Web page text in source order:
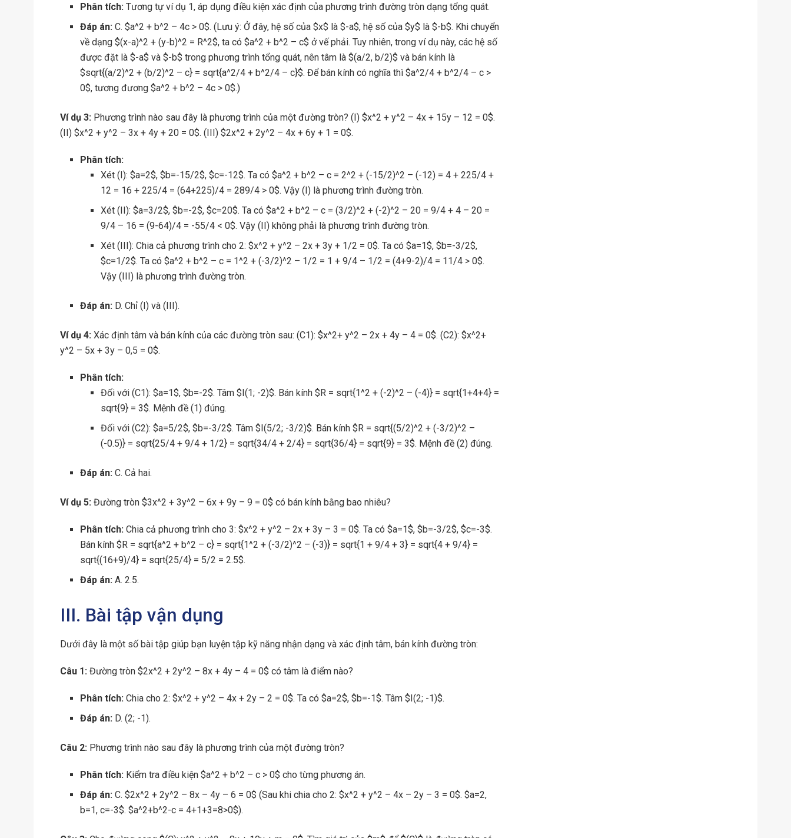
Phân tích: Tương tự ví dụ 1, áp dụng điều kiện xác định của phương trình đường tròn dạng tổng quát.
Đáp án: C. $a^2 + b^2 – 4c > 0$. (Lưu ý: Ở đây, hệ số của $x$ là $-a$, hệ số của $y$ là $-b$. Khi chuyển
về dạng $(x-a)^2 + (y-b)^2 = R^2$, ta có $a^2 + b^2 – c$ ở vế phải. Tuy nhiên, trong ví dụ này, các hệ số
được đặt là $-a$ và $-b$ trong phương trình tổng quát, nên tâm là $(a/2, b/2)$ và bán kính là
$sqrt{(a/2)^2 + (b/2)^2 – c} = sqrt{a^2/4 + b^2/4 – c}$. Để bán kính có nghĩa thì $a^2/4 + b^2/4 – c >
0$, tương đương $a^2 + b^2 – 4c > 0$.)
Ví dụ 3: Phương trình nào sau đây là phương trình của một đường tròn? (I) $x^2 + y^2 – 4x + 15y – 12 = 0$.
(II) $x^2 + y^2 – 3x + 4y + 20 = 0$. (III) $2x^2 + 2y^2 – 4x + 6y + 1 = 0$.
Phân tích:
Xét (I): $a=2$, $b=-15/2$, $c=-12$. Ta có $a^2 + b^2 – c = 2^2 + (-15/2)^2 – (-12) = 4 + 225/4 +
12 = 16 + 225/4 = (64+225)/4 = 289/4 > 0$. Vậy (I) là phương trình đường tròn.
Xét (II): $a=3/2$, $b=-2$, $c=20$. Ta có $a^2 + b^2 – c = (3/2)^2 + (-2)^2 – 20 = 9/4 + 4 – 20 =
9/4 – 16 = (9-64)/4 = -55/4 < 0$. Vậy (II) không phải là phương trình đường tròn.
Xét (III): Chia cả phương trình cho 2: $x^2 + y^2 – 2x + 3y + 1/2 = 0$. Ta có $a=1$, $b=-3/2$,
$c=1/2$. Ta có $a^2 + b^2 – c = 1^2 + (-3/2)^2 – 1/2 = 1 + 9/4 – 1/2 = (4+9-2)/4 = 11/4 > 0$.
Vậy (III) là phương trình đường tròn.
Đáp án: D. Chỉ (I) và (III).
Ví dụ 4: Xác định tâm và bán kính của các đường tròn sau: (C1): $x^2+ y^2 – 2x + 4y – 4 = 0$. (C2): $x^2+
y^2 – 5x + 3y – 0,5 = 0$.
Phân tích:
Đối với (C1): $a=1$, $b=-2$. Tâm $I(1; -2)$. Bán kính $R = sqrt{1^2 + (-2)^2 – (-4)} = sqrt{1+4+4} =
sqrt{9} = 3$. Mệnh đề (1) đúng.
Đối với (C2): $a=5/2$, $b=-3/2$. Tâm $I(5/2; -3/2)$. Bán kính $R = sqrt{(5/2)^2 + (-3/2)^2 –
(-0.5)} = sqrt{25/4 + 9/4 + 1/2} = sqrt{34/4 + 2/4} = sqrt{36/4} = sqrt{9} = 3$. Mệnh đề (2) đúng.
Đáp án: C. Cả hai.
Ví dụ 5: Đường tròn $3x^2 + 3y^2 – 6x + 9y – 9 = 0$ có bán kính bằng bao nhiêu?
Phân tích: Chia cả phương trình cho 3: $x^2 + y^2 – 2x + 3y – 3 = 0$. Ta có $a=1$, $b=-3/2$, $c=-3$.
Bán kính $R = sqrt{a^2 + b^2 – c} = sqrt{1^2 + (-3/2)^2 – (-3)} = sqrt{1 + 9/4 + 3} = sqrt{4 + 9/4} =
sqrt{(16+9)/4} = sqrt{25/4} = 5/2 = 2.5$.
Đáp án: A. 2.5.
III. Bài tập vận dụng
Dưới đây là một số bài tập giúp bạn luyện tập kỹ năng nhận dạng và xác định tâm, bán kính đường tròn:
Câu 1: Đường tròn $2x^2 + 2y^2 – 8x + 4y – 4 = 0$ có tâm là điểm nào?
Phân tích: Chia cho 2: $x^2 + y^2 – 4x + 2y – 2 = 0$. Ta có $a=2$, $b=-1$. Tâm $I(2; -1)$.
Đáp án: D. (2; -1).
Câu 2: Phương trình nào sau đây là phương trình của một đường tròn?
Phân tích: Kiểm tra điều kiện $a^2 + b^2 – c > 0$ cho từng phương án.
Đáp án: C. $2x^2 + 2y^2 – 8x – 4y – 6 = 0$ (Sau khi chia cho 2: $x^2 + y^2 – 4x – 2y – 3 = 0$. $a=2,
b=1, c=-3$. $a^2+b^2-c = 4+1+3=8>0$).